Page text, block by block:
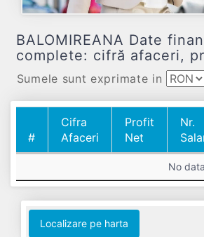
BALOMIREANA Date
complete: cifră afaceri,
Sumele sunt exprimate in
#
Cifra
Afaceri
Profit
Net
Nr.
Afaceri
Net
Nr.
No
Localizare pe harta